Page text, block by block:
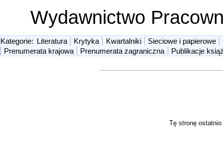
Wydawnictwo
Kategorie: Literatura Krytyka Kwartalniki Sieciowe i papierowe
Prenumerata krajowa
Prenumerata zagraniczna Publikacje
Tę stronę